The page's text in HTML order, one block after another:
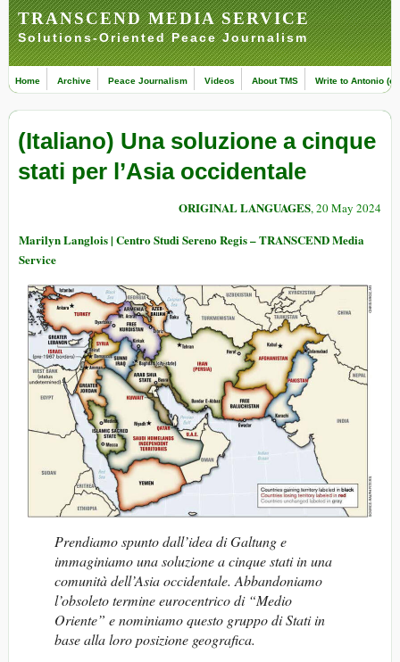
TRANSCEND MEDIA SERVICE
Solutions-Oriented Peace Journalism
Home Archive Peace Journalism Videos About TMS Write to Antonio
(Italiano) Una soluzione a cinque
stati per l’Asia occidentale
ORIGINAL LANGUAGES, 20 May 2024
Marilyn Langlois | Centro Studi Sereno Regis – TRANSCEND Media
Service
Prendiamo spunto dall’idea di Galtung e
immaginiamo una soluzione a cinque stati in una
comunità dell’Asia occidentale. Abbandoniamo
l’obsoleto termine eurocentrico di “Medio
Oriente” e nominiamo questo gruppo di Stati in
base alla loro posizione geografica.